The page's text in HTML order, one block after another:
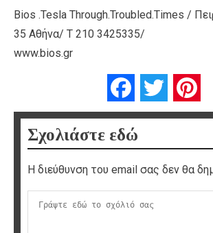
Bios .Tesla Through.Troubled.Times /
35 Αθήνα/ Τ 210 3425335/
www.bios.gr
FacebookTwitter
Σχολιάστε εδώ
Η διεύθυνση του email σας δεν θα